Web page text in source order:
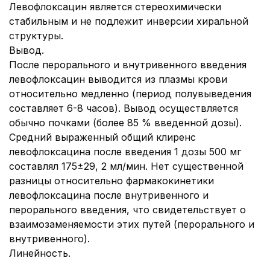
Левофлоксацин является стереохимически
стабильным и не подлежит инверсии хиральной
структуры.
Вывод.
После перорального и внутривенного введения
левофлоксацин выводится из плазмы крови
относительно медленно (период полувыведения
составляет 6-8 часов). Вывод осуществляется
обычно почками (более 85 % введенной дозы).
Средний выраженный общий клиренс
левофлоксацина после введения 1 дозы 500 мг
составлял 175±29, 2 мл/мин. Нет существенной
разницы относительно фармакокинетики
левофлоксацина после внутривенного и
перорального введения, что свидетельствует о
взаимозаменяемости этих путей (перорального и
внутривенного).
Линейность.